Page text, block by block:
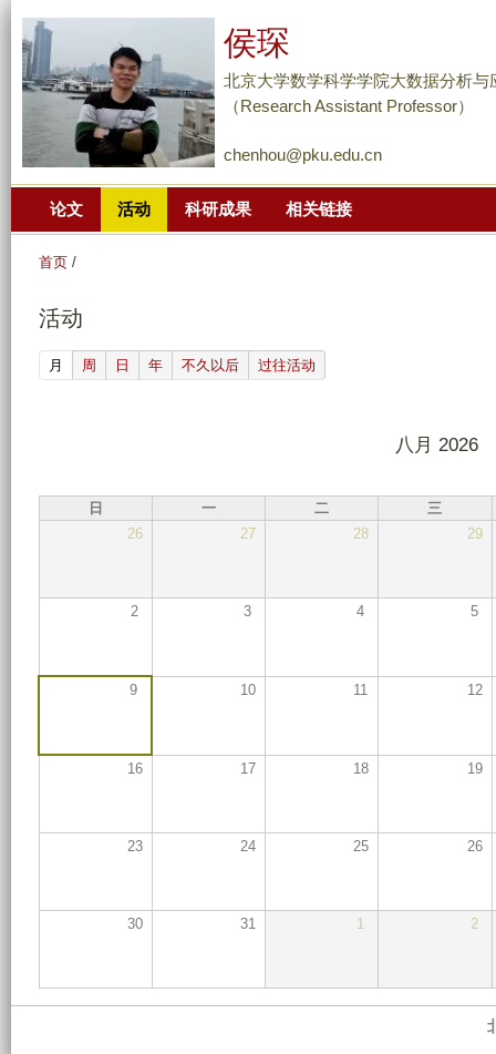
到
主
侯琛
北京大学数学科学学院大数据分析
（Research Assistant Professor）
chenhou@pku.edu.cn
论文 活动 科研成果 相关链接
首页 /
活动
月 (active tab)
周 日 年 不久以后 过往活动
八月 2026
日 一 二
三
26
27 28 29
2 3 4 5
9 10 11 12
16 17 18 19
23 24 25 26
30 31 1 2